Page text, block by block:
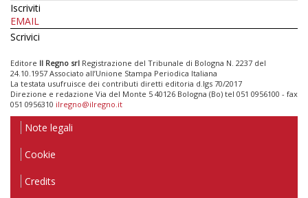
Iscriviti
EMAIL
Scrivici
Editore Il Regno srl Registrazione del Tribunale di Bologna N. 2237 del
24.10.1957 Associato all’Unione Stampa Periodica Italiana
La testata usufruisce dei contributi diretti editoria d.lgs 70/2017
Direzione e redazione Via del Monte 5 40126 Bologna (Bo) tel 051 0956100 - fax
051 0956310 ilregno@ilregno.it
Note legali
Cookie
Credits